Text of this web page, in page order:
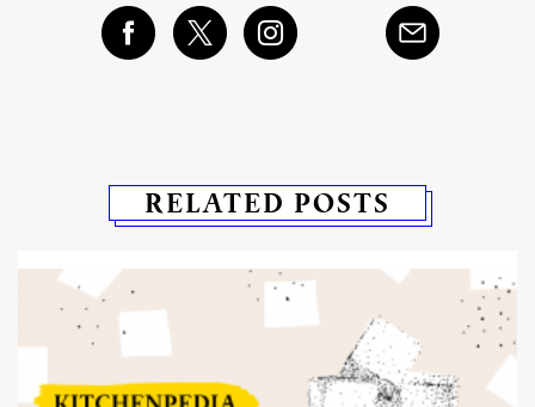
RELATED POSTS